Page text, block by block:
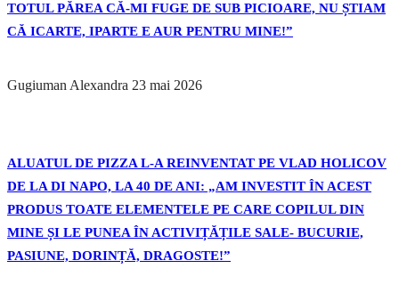
TOTUL PĂREA CĂ-MI FUGE DE SUB PICIOARE, NU ȘTIAM
CĂ ICARTE, IPARTE E AUR PENTRU MINE!”
Gugiuman Alexandra 23 mai 2026
ALUATUL DE PIZZA L-A REINVENTAT PE VLAD HOLICOV
DE LA DI NAPO, LA 40 DE ANI: „AM INVESTIT ÎN ACEST
PRODUS TOATE ELEMENTELE PE CARE COPILUL DIN
MINE ȘI LE PUNEA ÎN ACTIVIȚĂȚILE SALE- BUCURIE,
PASIUNE, DORINȚĂ, DRAGOSTE!”